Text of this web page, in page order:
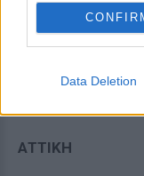
Data Deletion
καταιγίδες.
Ανεμοι: Από
Θερμοκρασία:
Κελσίου.
ΑΤΤΙΚΗ